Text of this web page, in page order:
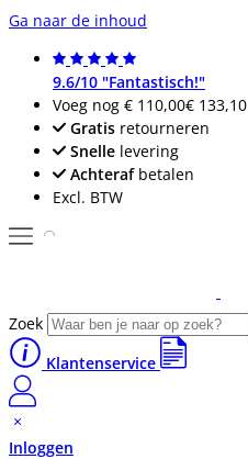
Ga naar de inhoud
9.6/10 "Fantastisch!"
Voeg nog € 110,00€ 133,10
Gratis retourneren
Snelle levering
Achterafbetalen
Excl. BTW
Zoek
Klantenservice
Inloggen